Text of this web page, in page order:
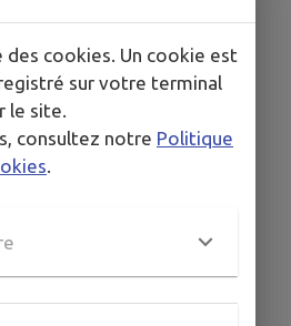
des cookies. Un cookie est
sur votre terminal
le site.
consultez notre Politique
.